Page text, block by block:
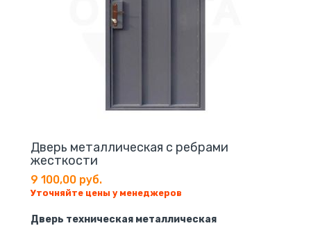
Дверь металлическая с ребрами
жесткости
9 100,00 руб.
Уточняйте цены у менеджеров
Дверь техническая металлическая